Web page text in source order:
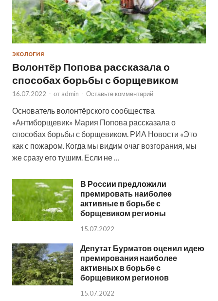
ЭКОЛОГИЯ
Волонтёр Попова рассказала о
способах борьбы с борщевиком
16.07.2022 - от admin - Оставьте комментарий
Основатель волонтёрского сообщества
«Антиборщевик» Мария Попова рассказала о
способах борьбы с борщевиком. РИА Новости «Это
как с пожаром. Когда мы видим очаг возгорания, мы
же сразу его тушим. Если не …
В России предложили
премировать наиболее
активные в борьбе с
борщевиком регионы
15.07.2022
Депутат Бурматов оценил идею
премирования наиболее
активных в борьбе с
борщевиком регионов
15.07.2022